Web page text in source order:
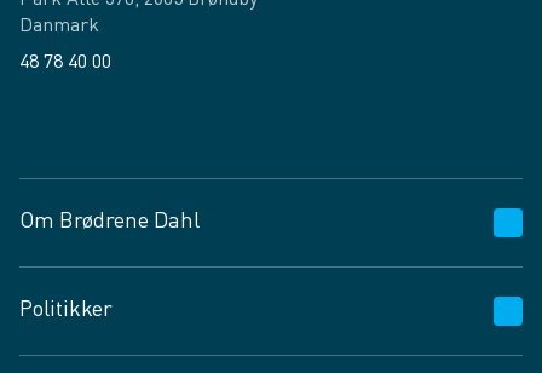
Danmark
48 78 40 00
Om Brødrene Dahl
Vagttelefon 30 10 89 89
Spørgsmål og svar
Politikker